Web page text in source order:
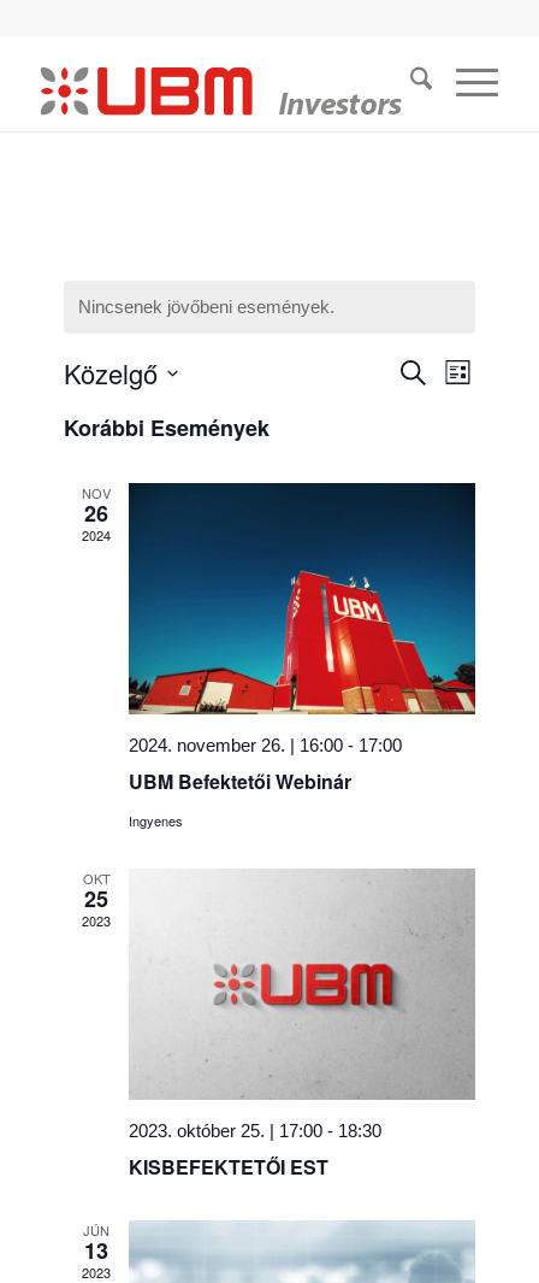
Nincsenek jövőbeni események.
nézet
Keresett
kifejezés
Lista
Közelgő
kiválasztása.
Korábbi Események
NOV
26
2024
2024. november 26. | 16:00 - 17:00
UBM Befektetői Webinár
Ingyenes
OKT
25
2023
2023. október 25. | 17:00 - 18:30
KISBEFEKTETŐI EST
JÚN
13
2023